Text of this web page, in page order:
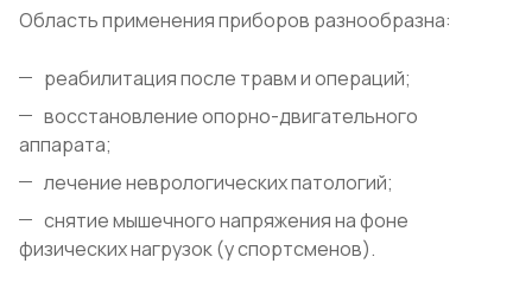
Область применения приборов разнообразна:
реабилитация после травм и операций;
восстановление опорно-двигательного
аппарата;
лечение неврологических патологий;
снятие мышечного напряжения на фоне
физических нагрузок (у спортсменов).